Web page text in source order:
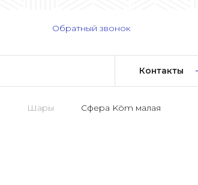
Обратный звонок
Контакты
Шары Сфера Köm малая